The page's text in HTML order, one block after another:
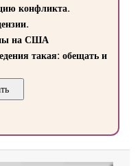
конфликта.
на США
такая: обещать и